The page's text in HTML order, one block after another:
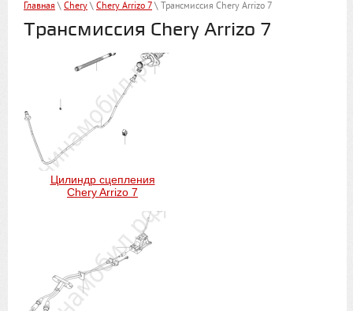
Главная \ Chery \ Chery Arrizo 7 \ Трансмиссия Chery Arrizo 7
Трансмиссия Chery Arrizo 7
Цилиндр сцепления
Chery Arrizo 7